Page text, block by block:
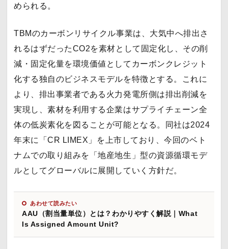
められる。
TBMのカーボンリサイクル事業は、大気中へ排出さ
れるはずだったCO2を素材として固定化し、その削
減・固定化量を環境価値としてカーボンクレジット
化する独自のビジネスモデルを特徴とする。これに
より、排出事業者である火力発電所側は排出削減を
実現し、素材を利用する企業はサプライチェーン全
体の低炭素化を図ることが可能となる。同社は2024
年末に「CR LIMEX」を上市しており、今回のベト
ナムでの取り組みを「地産地生」型の資源循環モデ
ルとしてグローバルに展開していく方針だ。
あわせて読みたい
AAU（割当量単位）とは？わかりやすく解説｜What
Is Assigned Amount Unit?